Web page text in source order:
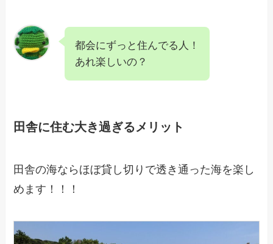
都会にずっと住んでる人！
あれ楽しいの？
田舎に住む大き過ぎるメリット
田舎の海ならほぼ貸し切りで透き通った海を楽し
めます！！！